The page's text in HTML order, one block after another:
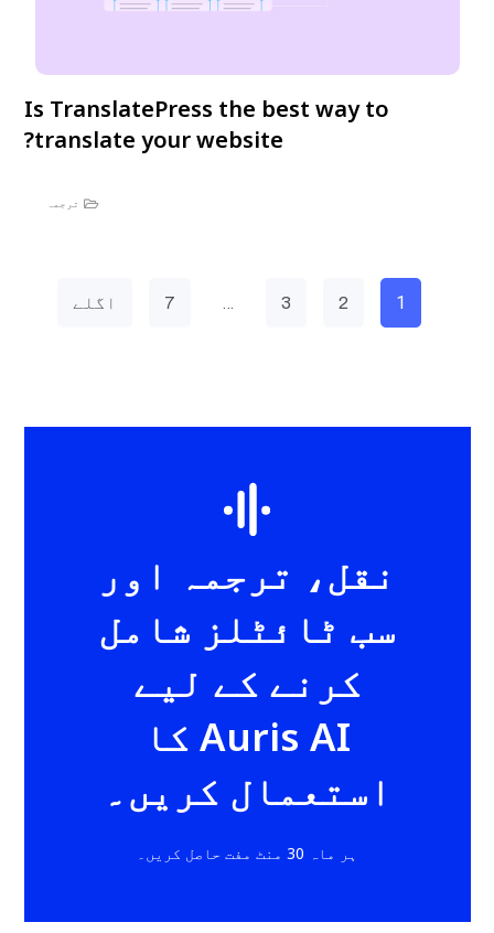
Is TranslatePress the best way to
translate your website?
ترجمہ
1
2
3
…
7 اگلے
نقل، ترجمہ اور
سب ٹائٹلز شامل
کرنے کے لیے
Auris AI کا
استعمال کریں۔
ہر ماہ 30 منٹ مفت حاصل کریں۔